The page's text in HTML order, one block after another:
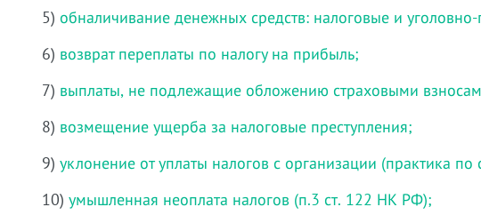
5) обналичивание денежных средств: налоговые и
6) возврат переплаты по налогу на прибыль;
7) выплаты, не подлежащие обложению страховыми
8) возмещение ущерба за налоговые преступления;
9) уклонение от уплаты налогов с организации (практика
10) умышленная неоплата налогов (п.3 ст. 122 НК РФ);